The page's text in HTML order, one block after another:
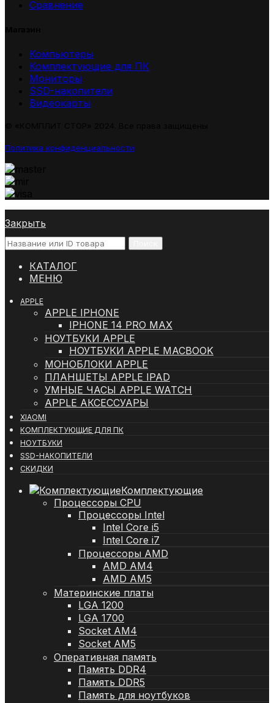
Сравнение
Компьютеры
Комплектующие для ПК
Мониторы
SSD-накопители
Видеокарты
Политика конфиденциальности
Закрыть
КАТАЛОГ
МЕНЮ
APPLE
APPLE IPHONE
IPHONE 14 PRO MAX
НОУТБУКИ APPLE
НОУТБУКИ APPLE MACBOOK
МОНОБЛОКИ APPLE
ПЛАНШЕТЫ APPLE IPAD
УМНЫЕ ЧАСЫ APPLE WATCH
APPLE АКСЕССУАРЫ
XIAOMI
КОМПЛЕКТУЮЩИЕ ДЛЯ ПК
НОУТБУКИ
SSD-НАКОПИТЕЛИ
СКИДКИ
Комплектующие
Процессоры CPU
Процессоры Intel
Intel Core i5
Intel Core i7
Процессоры AMD
AMD AM4
AMD AM5
Материнские платы
LGA 1200
LGA 1700
Socket AM4
Socket AM5
Оперативная память
Память DDR4
Память DDR5
Память для ноутбуков